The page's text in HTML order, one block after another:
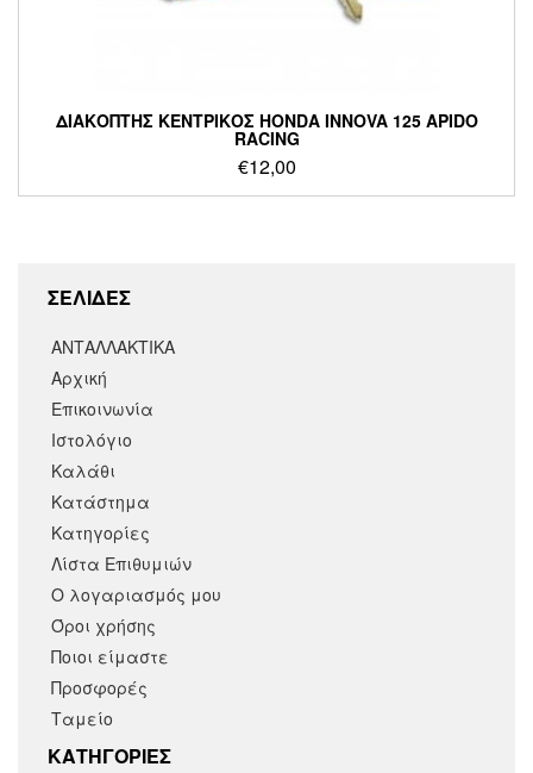
ΔΙΑΚΟΠΤΗΣ ΚΕΝΤΡΙΚΟΣ HONDA INNOVA 125 APIDO
RACING
€12,00
ΣΕΛΙΔΕΣ
ΑΝΤΑΛΛΑΚΤΙΚΑ
Αρχική
Επικοινωνία
Ιστολόγιο
Καλάθι
Κατάστημα
Κατηγορίες
Λίστα Επιθυμιών
Ο λογαριασμός μου
Όροι χρήσης
Ποιοι είμαστε
Προσφορές
Ταμείο
KΑΤΗΓΟΡΙΕΣ